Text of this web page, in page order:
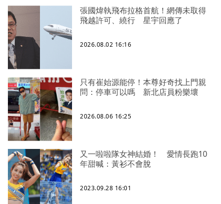
張國煒執飛布拉格首航！網傳未取得
飛越許可、繞行 星宇回應了
2026.08.02 16:16
只有崔始源能停！本尊好奇找上門親
問：停車可以嗎 新北店員粉樂壞
2026.08.06 16:25
又一啦啦隊女神結婚！ 愛情長跑10
年甜喊：黃衫不會脫
2023.09.28 16:01